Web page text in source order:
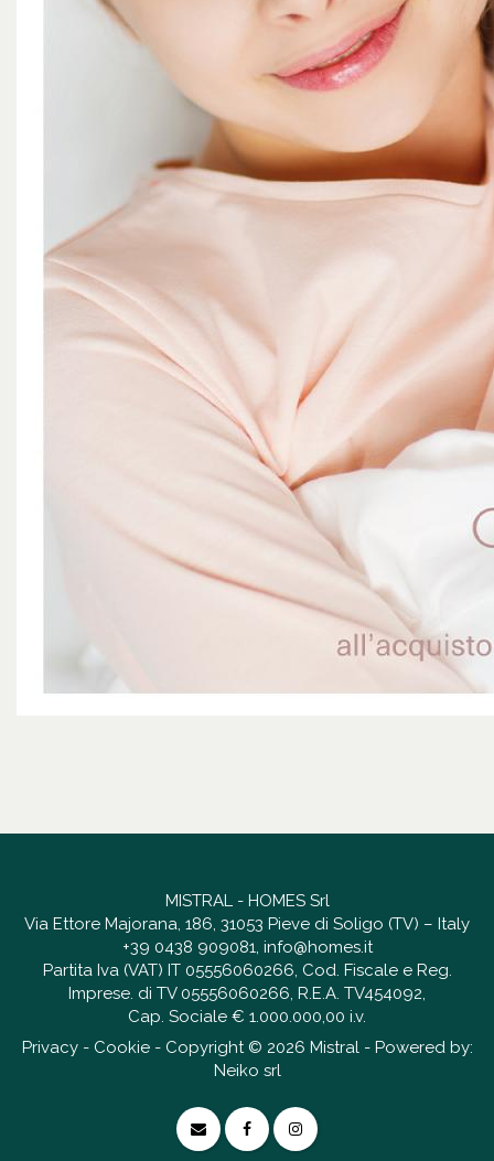
MISTRAL - HOMES Srl
Via Ettore Majorana, 186, 31053 Pieve di Soligo (TV) – Italy
+39 0438 909081, info@homes.it
Partita Iva (VAT) IT 05556060266, Cod. Fiscale e Reg.
Imprese. di TV 05556060266, R.E.A. TV454092,
Cap. Sociale € 1.000.000,00 i.v.
Privacy- Cookie- Copyright © 2026 Mistral - Powered by:
Neiko srl